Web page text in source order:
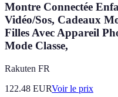
Montre Connectée
Vidéo/Sos, Cadeaux
Filles Avec Appareil
Mode Classe,
Rakuten FR
122.48 EURVoir le prix